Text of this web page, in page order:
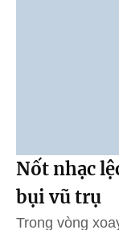
Nốt nhạc
bụi vũ trụ
Trong vòng